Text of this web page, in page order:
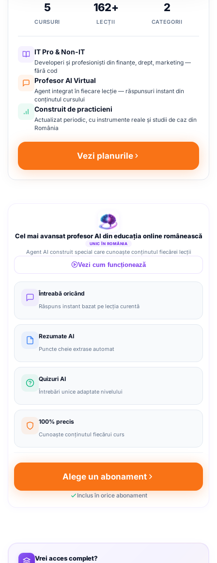
5
CURSURI
162+
LECȚII
2
CATEGORII
IT Pro & Non-IT
Developeri și profesioniști din finanțe, drept, marketing —
fără cod
Profesor AI Virtual
Agent integrat în fiecare lecție — răspunsuri instant din
conținutul cursului
Construit de practicieni
Actualizat periodic, cu instrumente reale și studii de caz din
România
Vezi planurile
Cel mai avansat profesor AI din educația online românească
UNIC ÎN ROMÂNIA
Agent AI construit special care cunoaște conținutul fiecărei lecții
Vezi cum funcționează
Întreabă oricând
Răspuns instant bazat pe lecția curentă
Rezumate AI
Puncte cheie extrase automat
Quizuri AI
Întrebări unice adaptate nivelului
100% precis
Cunoaște conținutul fiecărui curs
Alege un abonament
Inclus în orice abonament
Vrei acces complet?